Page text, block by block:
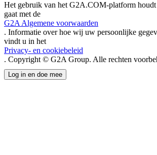
Het gebruik van het G2A.COM-platform
gaat met de
G2A Algemene voorwaarden
. Informatie over hoe wij uw persoonlijke
vindt u in het
Privacy- en cookiebeleid
. Copyright © G2A Group. Alle rechten
Log in en doe mee